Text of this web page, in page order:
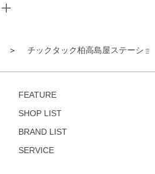
チックタック柏高島屋ステーショ
FEATURE
SHOP LIST
BRAND LIST
SERVICE